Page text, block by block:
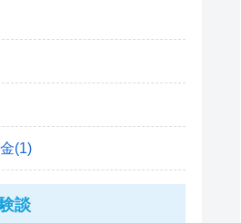
(1)
談